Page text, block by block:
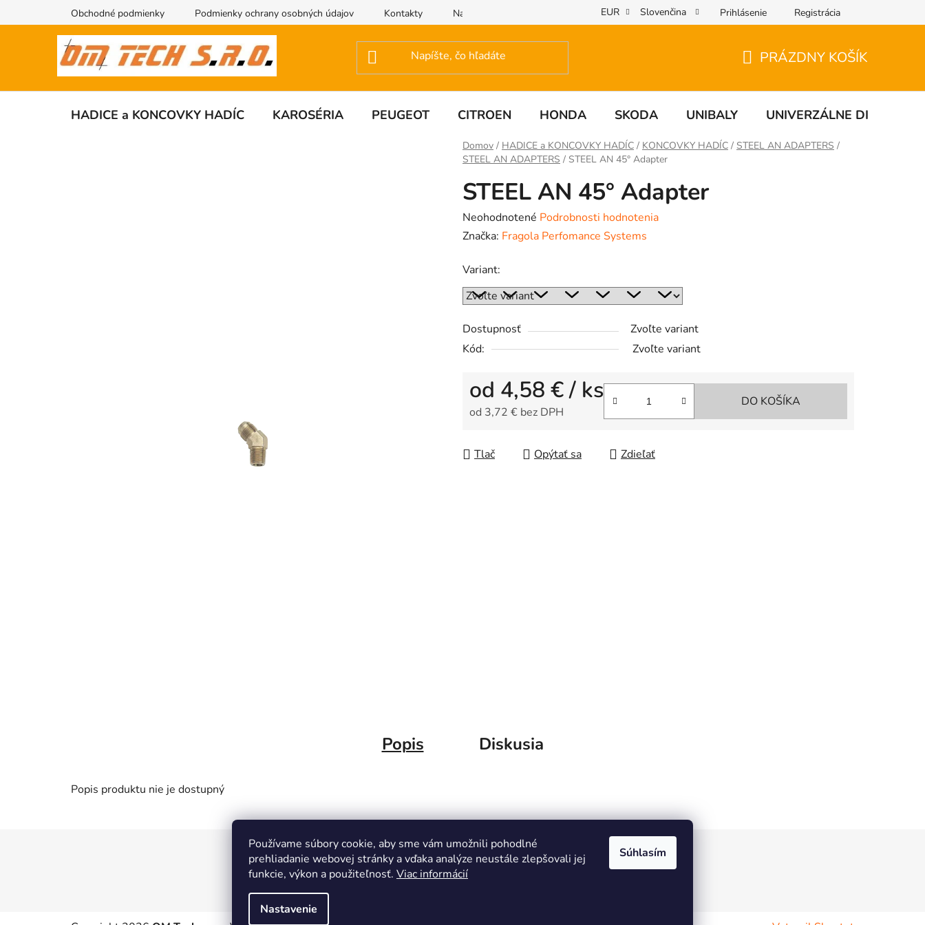
Používame súbory cookie, aby sme vám umožnili pohodlné
prehliadanie webovej stránky a vďaka analýze neustále zlepšovali jej
funkcie, výkon a použiteľnosť. Viac informácií
Nastavenie
Súhlasím
na
Obchodné podmienky Podmienky ochrany osobných údajov Kontakty Napíšte nám EUR Slovenčina Prihlásenie Registrácia
KOŠÍK
PRÁZDNY KOŠÍK
HADICE a KONCOVKY HADÍC KAROSÉRIA PEUGEOT CITROEN HONDA SKODA UNIBALY UNIVERZÁLNE DIELY
Domov / HADICE a KONCOVKY HADÍC / KONCOVKY HADÍC / STEEL AN ADAPTERS /
STEEL AN ADAPTERS / STEEL AN 45° Adapter
STEEL AN 45° Adapter
Priemerné
hodnotenie
je
0,0
z
5
hviezdičiek.
Neohodnotené Podrobnosti hodnotenia
Značka: Fragola Perfomance Systems
Variant:
Dostupnosť
Zvoľte variant
Kód:
Zvoľte variant
od 4,58 €/ ks
od 3,72 € bez DPH
DO KOŠÍKA
Tlač Opýtať sa Zdieľať
Popis Diskusia
Popis produktu nie je dostupný